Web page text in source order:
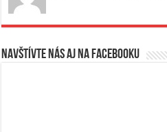
Navštívte nás aj na Facebooku